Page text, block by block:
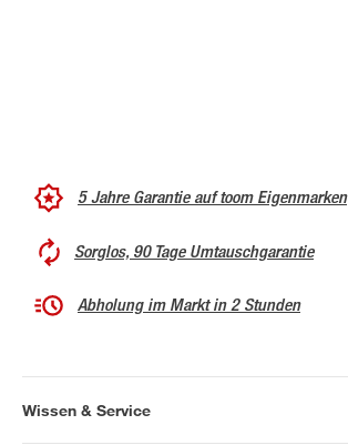
5 Jahre Garantie auf toom Eigenmarken
Sorglos, 90 Tage Umtauschgarantie
Abholung im Markt in 2 Stunden
Wissen & Service